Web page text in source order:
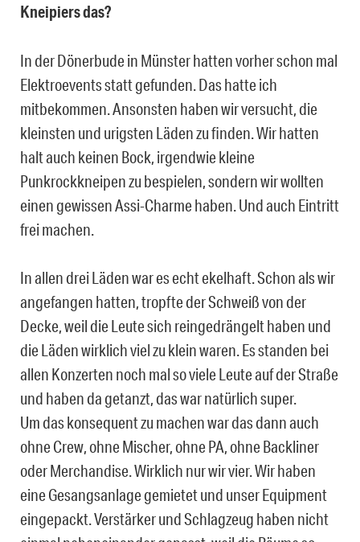
Kneipiers das?
In der Dönerbude in Münster hatten vorher schon mal
Elektroevents statt gefunden. Das hatte ich
mitbekommen. Ansonsten haben wir versucht, die
kleinsten und urigsten Läden zu finden. Wir hatten
halt auch keinen Bock, irgendwie kleine
Punkrockkneipen zu bespielen, sondern wir wollten
einen gewissen Assi-Charme haben. Und auch Eintritt
frei machen.
In allen drei Läden war es echt ekelhaft. Schon als wir
angefangen hatten, tropfte der Schweiß von der
Decke, weil die Leute sich reingedrängelt haben und
die Läden wirklich viel zu klein waren. Es standen bei
allen Konzerten noch mal so viele Leute auf der Straße
und haben da getanzt, das war natürlich super.
Um das konsequent zu machen war das dann auch
ohne Crew, ohne Mischer, ohne PA, ohne Backliner
oder Merchandise. Wirklich nur wir vier. Wir haben
eine Gesangsanlage gemietet und unser Equipment
eingepackt. Verstärker und Schlagzeug haben nicht